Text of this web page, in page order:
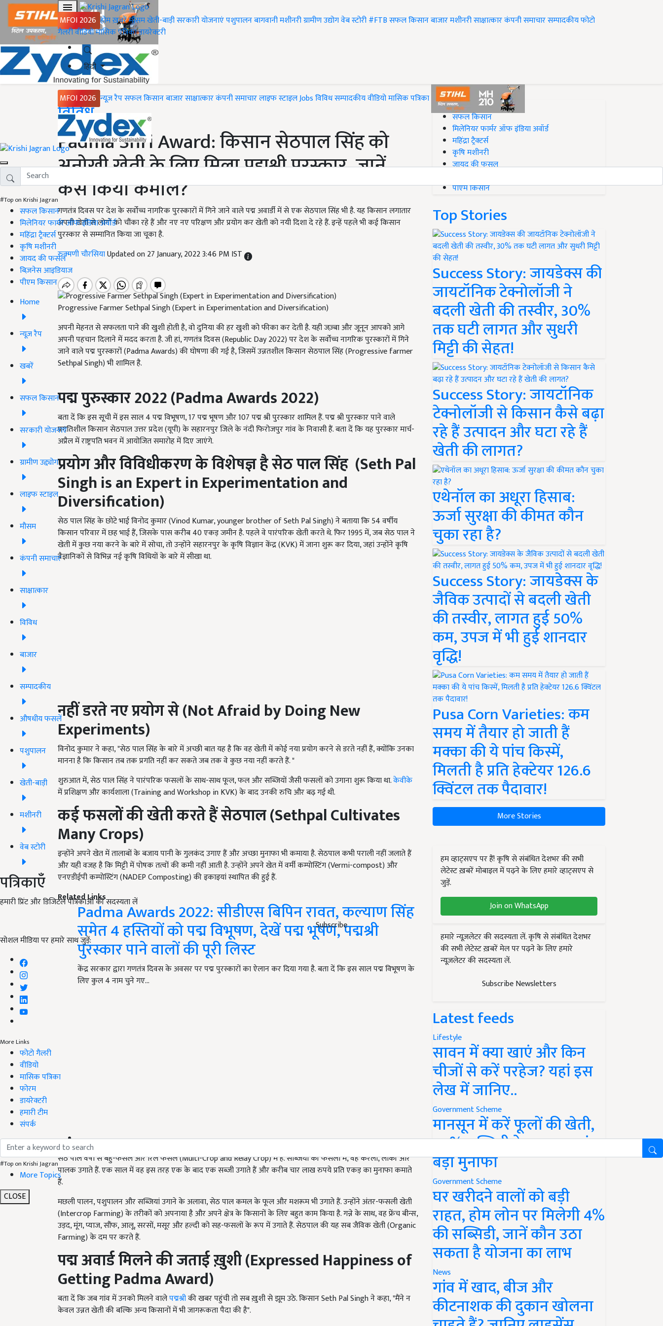
MFOI 2026 होमख़बरेंमौसमखेती-बाड़ीसरकारी योजनाएंपशुपालनबागवानीमशीनरीग्रामीण उद्योगवेब स्टोरी#FTBसफल किसानबाजारमशीनरीसाक्षात्कारकंपनी समाचारसम्पादकीयफोटो
गैलरीवीडियोमासिक पत्रिकाडायरेक्टरी
हिंदी
MFOI 2026 न्यूज़ रैपसफल किसानबाजारसाक्षात्कारकंपनी समाचारलाइफ स्टाइलJobsविविधसम्पादकीयवीडियोमासिक पत्रिका
#Top on Krishi Jagran
सफल किसान
मिलेनियर फार्मर ऑफ इंडिया अवॉर्ड
महिंद्रा ट्रैक्टर्स
कृषि मशीनरी
जायद की फसल
बिज़नेस आइडियाज
पीएम किसान
Home
न्यूज़ रैप
खबरें
सफल किसान
सरकारी योजनाएं
ग्रामीण उद्द्योग
लाइफ स्टाइल
मौसम
कंपनी समाचार
साक्षात्कार
विविध
बाजार
सम्पादकीय
औषधीय फसलें
पशुपालन
खेती-बाड़ी
मशीनरी
वेब स्टोरी
पत्रिकाएँ
हमारी प्रिंट और डिजिटल पत्रिकाओं की सदस्यता लें
Subscribe
सोशल मीडिया पर हमारे साथ जुड़ें:
More Links
फोटो गैलरी
वीडियो
मासिक पत्रिका
फोरम
डायरेक्टरी
हमारी टीम
संपर्क
#Top on Krishi Jagran
More Topics
CLOSE
Home
विविध
Padma Shri Award: किसान सेठपाल सिंह को
अनोखी खेती के लिए मिला पद्मश्री पुरस्कार, जानें
कैसे किया कमाल?
गणतंत्र दिवस पर देश के सर्वोच्च नागरिक पुरस्कारों में गिने जाने वाले पद्म अवार्डी में से एक सेठपाल सिंह भी है. यह किसान लगातार
अपनी खेती से लोगों को चौंका रहे हैं और नए नए परिक्षण और प्रयोग कर खेती को नयी दिशा दे रहे हैं. इन्हें पहले भी कई किसान
पुरस्कार से सम्मानित किया जा चूका है.
रुक्मणी चौरसियाUpdated on 27 January, 2022 3:46 PM IST
Progressive Farmer Sethpal Singh (Expert in Experimentation and Diversification)
अपनी मेहनत से सफलता पाने की खुशी होती है, वो दुनिया की हर खुशी को फीका कर देती है. यही जज़्बा और जूनून आपको आगे
अपनी पहचान दिलाने में मदद करता है. जी हां, गणतंत्र दिवस (Republic Day 2022) पर देश के सर्वोच्च नागरिक पुरस्कारों में गिने
जाने वाले पद्म पुरस्कारों (Padma Awards) की घोषणा की गई है, जिसमें उन्नतशील किसान सेठपाल सिंह (Progressive farmer
Sethpal Singh) भी शामिल है.
पद्म पुरुस्कार2022 (Padma Awards 2022)
बता दें कि इस सूची में इस साल 4 पद्म विभूषण, 17 पद्म भूषण और 107 पद्म श्री पुरस्कार शामिल हैं. पद्म श्री पुरस्कार पाने वाले
प्रगतिशील किसान सेठपाल उत्तर प्रदेश (यूपी) के सहारनपुर जिले के नंदी फिरोजपुर गांव के निवासी हैं. बता दें कि यह पुरस्कार मार्च-
अप्रैल में राष्ट्रपति भवन में आयोजित समारोह में दिए जाएंगे.
प्रयोग और विविधीकरण के विशेषज्ञ है सेठ पाल सिंह (Seth Pal
Singh is an Expert in Experimentation and
Diversification)
सेठ पाल सिंह के छोटे भाई विनोद कुमार (Vinod Kumar, younger brother of Seth Pal Singh) ने बताया कि 54 वर्षीय
किसान परिवार में छह भाई हैं, जिसके पास करीब 40 एकड़ जमीन है. पहले वे पारंपरिक खेती करते थे. फिर 1995 में, जब सेठ पाल ने
खेती में कुछ नया करने के बारे में सोचा, तो उन्होंने सहारनपुर के कृषि विज्ञान केंद्र (KVK) में जाना शुरू कर दिया, जहां उन्होंने कृषि
वैज्ञानिकों से विभिन्न नई कृषि विधियों के बारे में सीखा था.
नहीं डरते नए प्रयोग से (Not Afraid by Doing New
Experiments)
विनोद कुमार ने कहा, "सेठ पाल सिंह के बारे में अच्छी बात यह है कि वह खेती में कोई नया प्रयोग करने से डरते नहीं हैं, क्योंकि उनका
मानना ​​है कि किसान तब तक प्रगति नहीं कर सकते जब तक वे कुछ नया नहीं करते हैं. "
शुरुआत में, सेठ पाल सिंह ने पारंपरिक फसलों के साथ-साथ फूल, फल और सब्जियों जैसी फसलों को उगाना शुरू किया था.केवीके
में प्रशिक्षण और कार्यशाला (Training and Workshop in KVK) के बाद उनकी रुचि और बढ़ गई थी.
कई फसलों की खेती करते हैं सेठपाल (Sethpal Cultivates
Many Crops)
इन्होंने अपने खेत में तालाबों के बजाय पानी के गुलकंद उगाए हैं और अच्छा मुनाफा भी कमाया है. सेठपाल कभी पराली नहीं जलाते हैं
और यही वजह है कि मिट्टी में पोषक तत्वों की कमी नहीं आती है. उन्होंने अपने खेत में वर्मी कम्पोस्टिंग (Vermi-compost) और
एनएडीईपी कम्पोस्टिंग (NADEP Composting) की इकाइयां स्थापित की हुई हैं.
Related Links
Padma Awards 2022: सीडीएस बिपिन रावत, कल्याण सिंह
समेत 4 हस्तियों को पद्म विभूषण, देखें पद्म भूषण, पद्मश्री
पुरस्कार पाने वालों की पूरी लिस्ट
केंद्र सरकार द्वारा गणतंत्र दिवस के अवसर पर पद्म पुरस्कारों का ऐलान कर दिया गया है. बता दें कि इस साल पद्म विभूषण के
लिए कुल 4 नाम चुने गए…
सेठ पाल वर्षों से बहु-फसल और रिले फसल (Multi-Crop and Relay Crop) में हैं. सब्जियों की फसलों में, वह करेला, लौकी और
पालक उगाते हैं. एक साल में वह इस तरह एक के बाद एक सब्जी उगाते हैं और करीब चार लाख रुपये प्रति एकड़ का मुनाफा कमाते
हैं.
मछली पालन, पशुपालन और सब्जियां उगाने के अलावा, सेठ पाल कमल के फूल और मशरूम भी उगाते हैं. उन्होंने अंतर-फसली खेती
(Intercrop Farming) के तरीकों को अपनाया है और अपने क्षेत्र के किसानों के लिए बहुत काम किया है. गन्ने के साथ, वह फ्रेंच बीन्स,
उड़द, मूंग, प्याज, सौंफ, आलू, सरसों, मसूर और हल्दी को सह-फसलों के रूप में उगाते हैं. सेठपाल की यह सब जैविक खेती (Organic
Farming) के दम पर करते हैं.
पद्म अवार्ड मिलने की जताई ख़ुशी (Expressed Happiness of
Getting Padma Award)
बता दें कि जब गांव में उनको मिलने वालेपद्मश्रीकी खबर पहुंची तो सब ख़ुशी से झूम उठे. किसान Seth Pal Singh ने कहा, "मैंने न
केवल उन्नत खेती की बल्कि अन्य किसानों में भी जागरूकता पैदा की है".
#Top on Krishi Jagran
सफल किसान
मिलेनियर फार्मर ऑफ इंडिया अवॉर्ड
महिंद्रा ट्रैक्टर्स
कृषि मशीनरी
जायद की फसल
पीएम किसान
Top Stories
Success Story: जायडेक्स की
जायटॉनिक टेक्नोलॉजी ने
बदली खेती की तस्वीर, 30%
तक घटी लागत और सुधरी
मिट्टी की सेहत!
Success Story: जायटॉनिक
टेक्नोलॉजी से किसान कैसे बढ़ा
रहे हैं उत्पादन और घटा रहे हैं
खेती की लागत?
एथेनॉल का अधूरा हिसाब:
ऊर्जा सुरक्षा की कीमत कौन
चुका रहा है?
Success Story: जायडेक्स के
जैविक उत्पादों से बदली खेती
की तस्वीर, लागत हुई 50%
कम, उपज में भी हुई शानदार
वृद्धि!
Pusa Corn Varieties: कम
समय में तैयार हो जाती हैं
मक्का की ये पांच किस्में,
मिलती है प्रति हेक्टेयर 126.6
क्विंटल तक पैदावार!
More Stories
हम व्हाट्सएप पर हैं! कृषि से संबंधित देशभर की सभी
लेटेस्ट ख़बरें मोबाइल में पढ़ने के लिए हमारे व्हाट्सएप से
जुड़ें.
Join on WhatsApp
हमारे न्यूज़लेटर की सदस्यता लें. कृषि से संबंधित देशभर
की सभी लेटेस्ट ख़बरें मेल पर पढ़ने के लिए हमारे
न्यूज़लेटर की सदस्यता लें.
Subscribe Newsletters
Latest feeds
Lifestyle
सावन में क्या खाएं और किन
चीजों से करें परहेज? यहां इस
लेख में जानिए..
Government Scheme
मानसून में करें फूलों की खेती,
50% सब्सिडी के साथ कमाएं
बड़ा मुनाफा
Government Scheme
घर खरीदने वालों को बड़ी
राहत, होम लोन पर मिलेगी 4%
की सब्सिडी, जानें कौन उठा
सकता है योजना का लाभ
News
गांव में खाद, बीज और
कीटनाशक की दुकान खोलना